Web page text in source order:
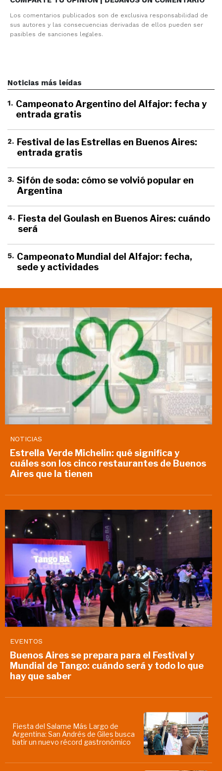
Los comentarios publicados son de exclusiva responsabilidad de
sus autores y las consecuencias derivadas de ellos pueden ser
pasibles de sanciones legales.
Noticias más leídas
1. Campeonato Argentino del Alfajor: fecha y
entrada gratis
2. Festival de las Estrellas en Buenos Aires:
entrada gratis
3. Sifón de soda: cómo se volvió popular en
Argentina
4. Fiesta del Goulash en Buenos Aires: cuándo
será
5. Campeonato Mundial del Alfajor: fecha,
sede y actividades
NOTICIAS
Estrella Verde Michelin: qué significa y
cuáles son los cinco restaurantes de Buenos
Aires que la tienen
EVENTOS
Buenos Aires se prepara para el Festival y
Mundial de Tango: cuándo será y todo lo que
hay que saber
Fiesta del Salame Más Largo de
Argentina: San Andrés de Giles busca
batir un nuevo récord gastronómico